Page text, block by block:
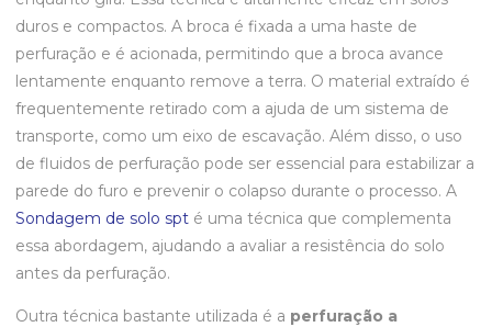
duros e compactos. A broca é fixada a uma haste de
perfuração e é acionada, permitindo que a broca avance
lentamente enquanto remove a terra. O material extraído é
frequentemente retirado com a ajuda de um sistema de
transporte, como um eixo de escavação. Além disso, o uso
de fluidos de perfuração pode ser essencial para estabilizar a
parede do furo e prevenir o colapso durante o processo. A
Sondagem de solo spt é uma técnica que complementa
essa abordagem, ajudando a avaliar a resistência do solo
antes da perfuração.
Outra técnica bastante utilizada é a perfuração a